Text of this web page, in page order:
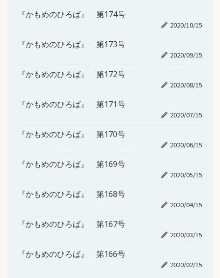
『かもめのひろば』 第174号
2020/10/15
『かもめのひろば』 第173号
2020/09/15
『かもめのひろば』 第172号
2020/08/15
『かもめのひろば』 第171号
2020/07/15
『かもめのひろば』 第170号
2020/06/15
『かもめのひろば』 第169号
2020/05/15
『かもめのひろば』 第168号
2020/04/15
『かもめのひろば』 第167号
2020/03/15
『かもめのひろば』 第166号
2020/02/15